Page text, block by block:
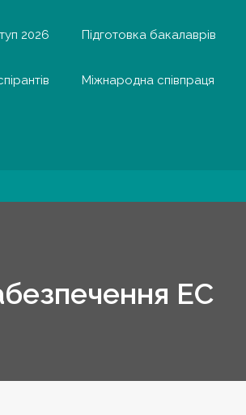
2026 Підготовка бакалаврів
Міжнародна співпраця
ЕС